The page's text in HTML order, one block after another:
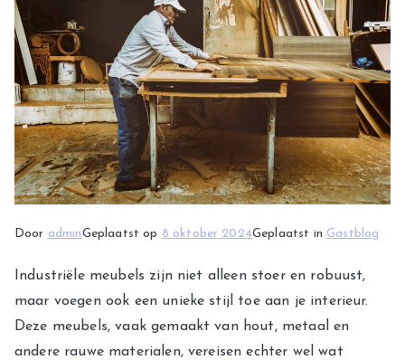
Door adminGeplaatst op 8 oktober 2024Geplaatst in Gastblog
Industriële meubels zijn niet alleen stoer en robuust,
maar voegen ook een unieke stijl toe aan je interieur.
Deze meubels, vaak gemaakt van hout, metaal en
andere rauwe materialen, vereisen echter wel wat